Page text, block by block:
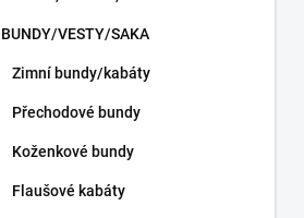
BUNDY/VESTY/SAKA
Zimní bundy/kabáty
Přechodové bundy
Koženkové bundy
Flaušové kabáty